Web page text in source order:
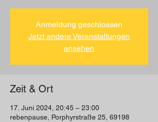
Anmeldung geschlossen
Jetzt andere Veranstaltungen
ansehen
Zeit & Ort
17. Juni 2024, 20:45 – 23:00
rebenpause, Porphyrstraße 25, 69198